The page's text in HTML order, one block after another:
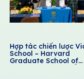
Hợp tác chiến lược
School – Harvard
Graduate School of